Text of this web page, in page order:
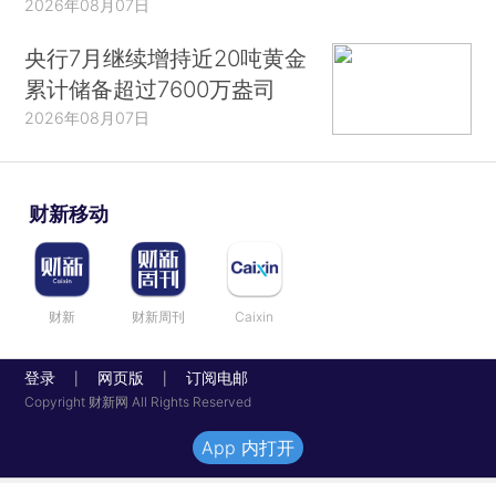
2026年08月07日
央行7月继续增持近20吨黄金
累计储备超过7600万盎司
2026年08月07日
财新移动
财新 财新周刊 Caixin
登录 网页版 订阅电邮
Copyright 财新网 All Rights Reserved
App 内打开